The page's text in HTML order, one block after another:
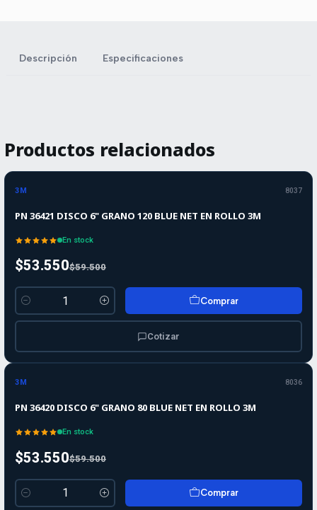
Descripción Especificaciones
Productos relacionados
-10%
-10%
3M 8037
PN 36421 DISCO 6" GRANO 120 BLUE NET EN ROLLO 3M
En stock
$53.550$59.500
Cantidad
Comprar
Cotizar
-10%
3M 8036
PN 36420 DISCO 6" GRANO 80 BLUE NET EN ROLLO 3M
En stock
$53.550$59.500
Cantidad
Comprar